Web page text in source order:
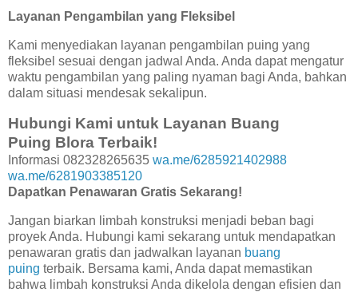
Layanan Pengambilan yang Fleksibel
Kami menyediakan layanan pengambilan puing yang
fleksibel sesuai dengan jadwal Anda. Anda dapat mengatur
waktu pengambilan yang paling nyaman bagi Anda, bahkan
dalam situasi mendesak sekalipun.
Hubungi Kami untuk Layanan Buang
Puing Blora Terbaik!
Informasi 082328265635 wa.me/6285921402988
wa.me/6281903385120
Dapatkan Penawaran Gratis Sekarang!
Jangan biarkan limbah konstruksi menjadi beban bagi
proyek Anda. Hubungi kami sekarang untuk mendapatkan
penawaran gratis dan jadwalkan layanan buang
puing terbaik. Bersama kami, Anda dapat memastikan
bahwa limbah konstruksi Anda dikelola dengan efisien dan